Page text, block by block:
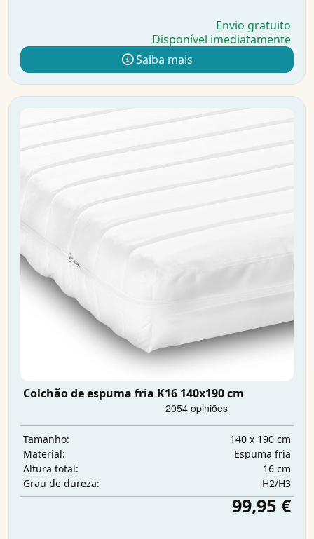
Envio gratuito
Disponível imediatamente
Saiba mais
Colchão de espuma fria K16 140x190 cm
Tamanho:
140 x 190 cm
Material:
Espuma fria
Altura total:
16 cm
Grau de dureza:
H2/H3
99,95 €